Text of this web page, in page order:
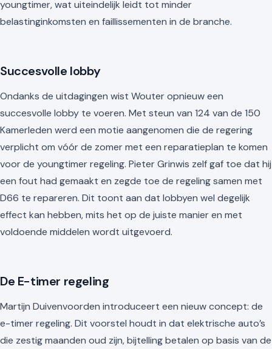
youngtimer, wat uiteindelijk leidt tot minder
belastinginkomsten en faillissementen in de branche.
Succesvolle lobby
Ondanks de uitdagingen wist Wouter opnieuw een
succesvolle lobby te voeren. Met steun van 124 van de 150
Kamerleden werd een motie aangenomen die de regering
verplicht om vóór de zomer met een reparatieplan te komen
voor de youngtimer regeling. Pieter Grinwis zelf gaf toe dat hij
een fout had gemaakt en zegde toe de regeling samen met
D66 te repareren. Dit toont aan dat lobbyen wel degelijk
effect kan hebben, mits het op de juiste manier en met
voldoende middelen wordt uitgevoerd.
De E-timer regeling
Martijn Duivenvoorden introduceert een nieuw concept: de
e-timer regeling. Dit voorstel houdt in dat elektrische auto’s
die zestig maanden oud zijn, bijtelling betalen op basis van de